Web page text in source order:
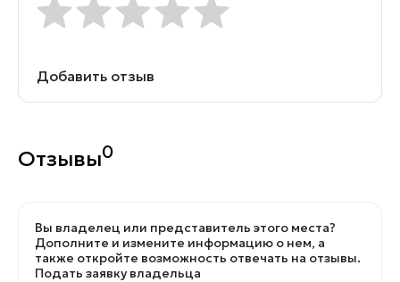
Добавить отзыв
Отзывы0
Вы владелец или представитель этого места?
Дополните и измените информацию о нем, а
также откройте возможность отвечать на отзывы.
Подать заявку владельца